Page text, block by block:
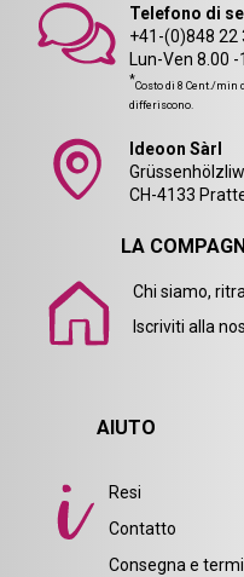
Telefono di
+41-(0)848 22
Lun-Ven 8.00
*Costo di 8 Cent./min
differiscono.
Ideoon Sàrl
CH-4133
LA
Chi siamo,
Iscriviti alla
AIUTO
Resi
Contatto
Consegna e